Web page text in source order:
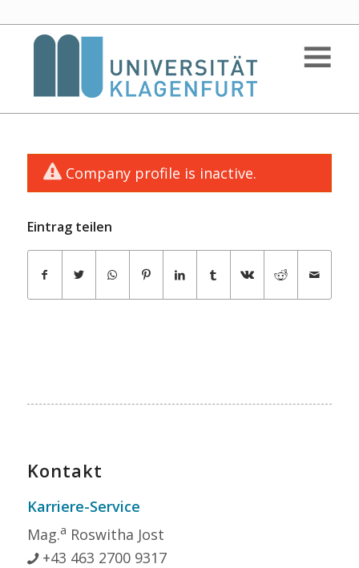
Company profile is inactive.
Eintrag teilen
Kontakt
Karriere-Service
Mag.a Roswitha Jost
+43 463 2700 9317